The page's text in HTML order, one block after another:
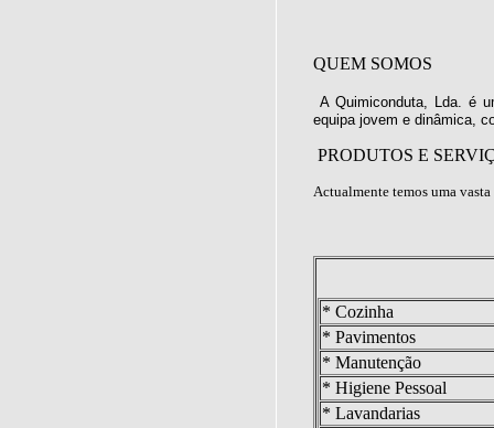
QUEM SOMOS
A Quimiconduta, Lda. é
equipa jovem e dinâmica,
PRODUTOS E
Actualmente temos uma
* Cozinha
* Pavimentos
* Manutenção
* Higiene Pessoal
* Lavandarias